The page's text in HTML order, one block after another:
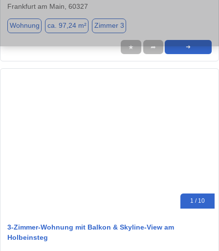
Frankfurt am Main, 60327
Wohnung ca. 97,24 m² Zimmer 3
★ ➦ ➜
1 / 10
3-Zimmer-Wohnung mit Balkon & Skyline-View am
Holbeinsteg